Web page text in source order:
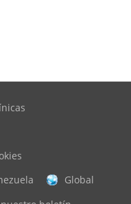
Global